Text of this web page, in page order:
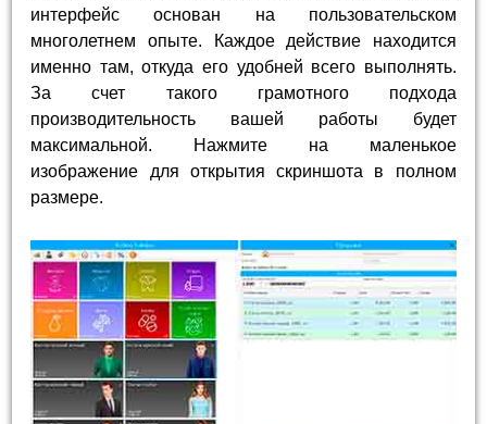
интерфейс основан на пользовательском
многолетнем опыте. Каждое действие находится
именно там, откуда его удобней всего выполнять.
За счет такого грамотного подхода
производительность вашей работы будет
максимальной. Нажмите на маленькое
изображение для открытия скриншота в полном
размере.